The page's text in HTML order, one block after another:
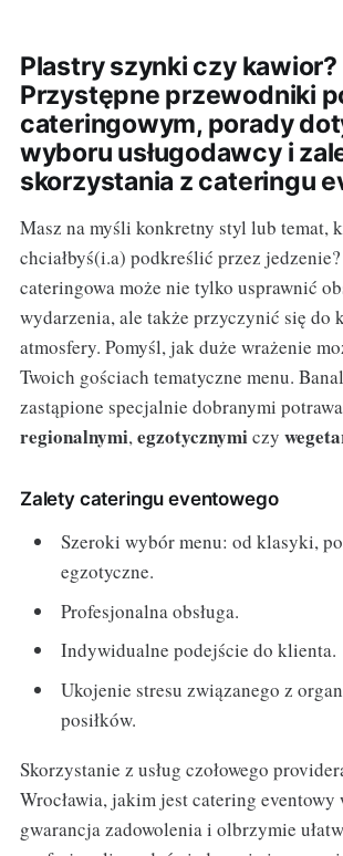
Plastry szynki czy kawior?
Przystępne przewodniki
cateringowym, porady
wyboru usługodawcy i
skorzystania z cateringu
Masz na myśli konkretny styl lub temat,
chciałbyś(i.a) podkreślić ​​przez
cateringowa może nie tylko usprawnić
wydarzenia, ale także przyczynić się do
atmosfery. Pomyśl, jak duże wrażenie
Twoich gościach tematyczne menu.
zastąpione specjalnie dobranymi
regionalnymi,egzotycznymiczy
Zalety cateringu eventowego
Szeroki wybór menu: od klasyki,
egzotyczne.
Profesjonalna obsługa.
Indywidualne podejście do klienta.
Ukojenie stresu związanego z
posiłków.
Skorzystanie z usług czołowego
Wrocławia, jakim jest catering eventowy
gwarancja zadowolenia i olbrzymie